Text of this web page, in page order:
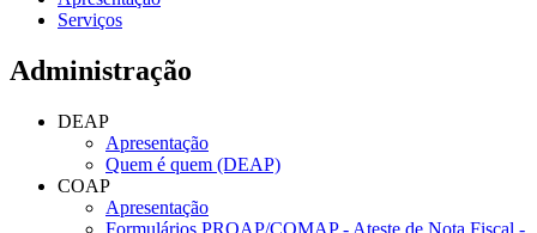
Serviços
Administração
DEAP
Apresentação
Quem é quem (DEAP)
COAP
Apresentação
Formulários PROAP/COMAP - Ateste de Nota Fiscal -